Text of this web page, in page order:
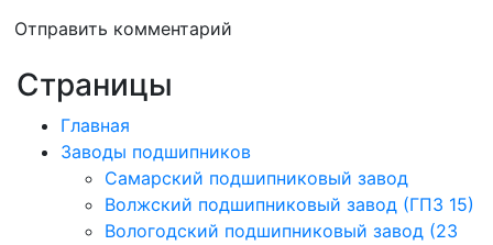
Отправить комментарий
Страницы
Главная
Заводы подшипников
Cамарский подшипниковый завод
Волжский подшипниковый завод (ГПЗ 15)
Вологодский подшипниковый завод (23